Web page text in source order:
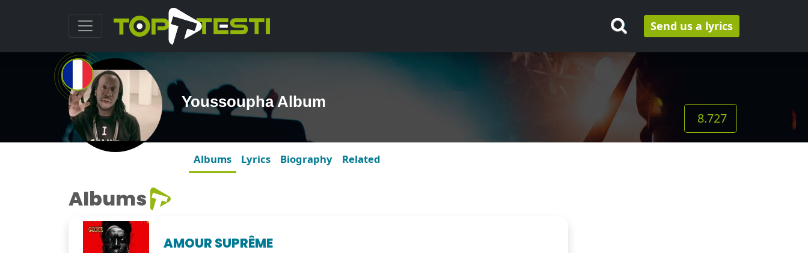
Send us a lyrics
Youssoupha Album
8.727
Albums Lyrics Biography Related
Albums
AMOUR SUPRÊME